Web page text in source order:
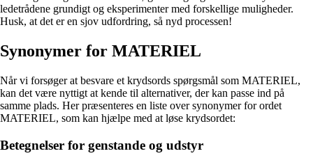
ledetrådene grundigt og eksperimenter med forskellige muligheder.
Husk, at det er en sjov udfordring, så nyd processen!
Synonymer for MATERIEL
Når vi forsøger at besvare et krydsords spørgsmål som MATERIEL,
kan det være nyttigt at kende til alternativer, der kan passe ind på
samme plads. Her præsenteres en liste over synonymer for ordet
MATERIEL, som kan hjælpe med at løse krydsordet:
Betegnelser for genstande og udstyr